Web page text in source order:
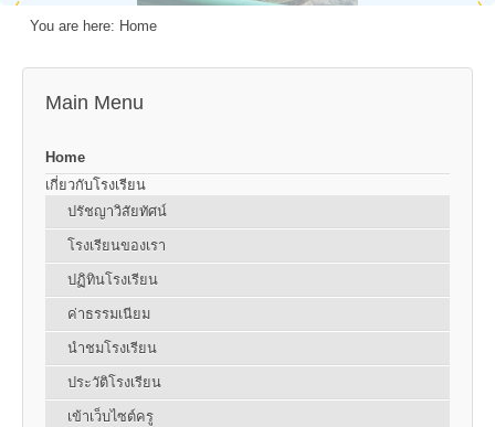
You are here: Home
Main Menu
Home
เกี่ยวกับโรงเรียน
ปรัชญาวิสัยทัศน์
โรงเรียนของเรา
ปฏิทินโรงเรียน
ค่าธรรมเนียม
นำชมโรงเรียน
ประวัติโรงเรียน
เข้าเว็บไซต์ครู